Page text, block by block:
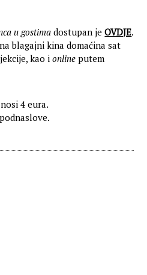
u gostimadostupan jeOVDJE.
blagajni kina domaćina sat
kao ionline putem
4 eura.